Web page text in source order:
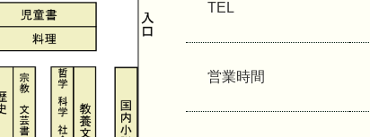
TEL
営業時間